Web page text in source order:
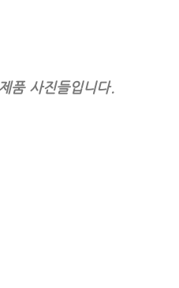
품 사진들입니다.